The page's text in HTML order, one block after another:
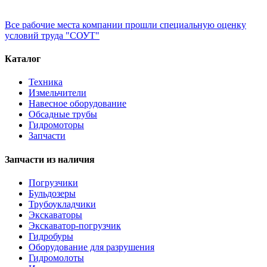
Все рабочие места компании прошли специальную оценку
условий труда "СОУТ"
Каталог
Техника
Измельчители
Навесное оборудование
Обсадные трубы
Гидромоторы
Запчасти
Запчасти из наличия
Погрузчики
Бульдозеры
Трубоукладчики
Экскаваторы
Экскаватор-погрузчик
Гидробуры
Оборудование для разрушения
Гидромолоты